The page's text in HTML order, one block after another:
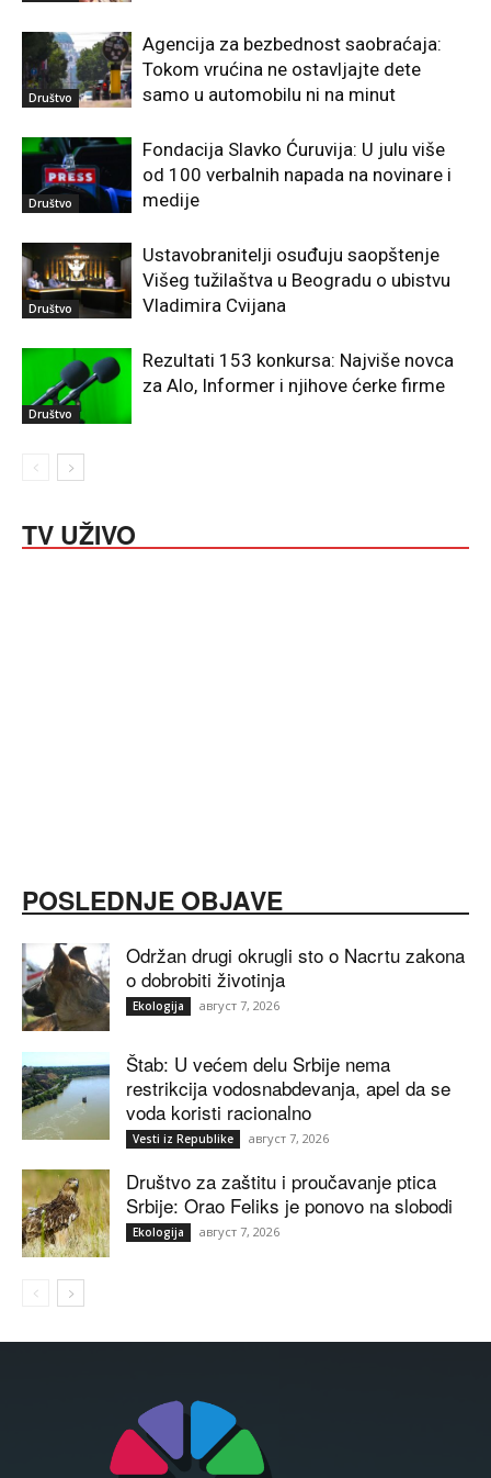
Društvo
Agencija za bezbednost saobraćaja:
Tokom vrućina ne ostavljajte dete
samo u automobilu ni na minut
Društvo
Fondacija Slavko Ćuruvija: U julu više
od 100 verbalnih napada na novinare i
medije
Društvo
Ustavobranitelji osuđuju saopštenje
Višeg tužilaštva u Beogradu o ubistvu
Vladimira Cvijana
Društvo
Rezultati 153 konkursa: Najviše novca
za Alo, Informer i njihove ćerke firme
TV UŽIVO
POSLEDNJE OBJAVE
Održan drugi okrugli sto o Nacrtu zakona
o dobrobiti životinja
Ekologija август 7, 2026
Štab: U većem delu Srbije nema
restrikcija vodosnabdevanja, apel da se
voda koristi racionalno
Vesti iz Republike август 7, 2026
Društvo za zaštitu i proučavanje ptica
Srbije: Orao Feliks je ponovo na slobodi
Ekologija август 7, 2026